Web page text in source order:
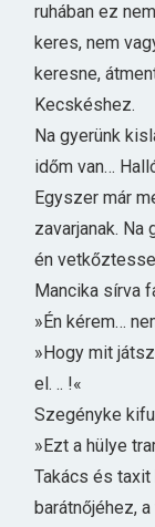
ruhában ez
keres, nem
keresne,
Kecskéshez.
Na gyerünk
időm van…
Egyszer már
zavarjanak. Na
én
Mancika sírva
»Én kérem…
»Hogy mit
el. .. !«
Szegényke
»Ezt a hülye
Takács és
barátnőjéhez,